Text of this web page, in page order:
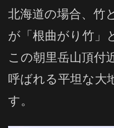
北海道の場合、竹
が「根曲がり竹」
この朝里岳山頂付
呼ばれる平坦な大
す。